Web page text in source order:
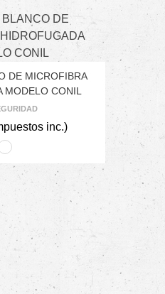
DE MICROFIBRA
MODELO CONIL
inc.)
BLANCO